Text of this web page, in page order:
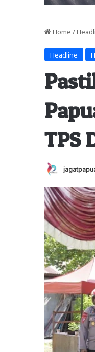
Home /
Headline
TPS